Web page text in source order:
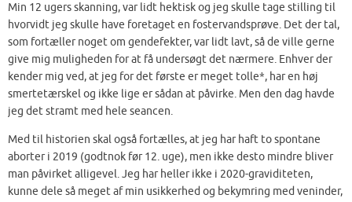
Min 12 ugers skanning, var lidt hektisk og jeg skulle tage stilling til
hvorvidt jeg skulle have foretaget en fostervandsprøve. Det der tal,
som fortæller noget om gendefekter, var lidt lavt, så de ville gerne
give mig muligheden for at få undersøgt det nærmere. Enhver der
kender mig ved, at jeg for det første er meget tolle*, har en høj
smertetærskel og ikke lige er sådan at påvirke. Men den dag havde
jeg det stramt med hele seancen.
Med til historien skal også fortælles, at jeg har haft to spontane
aborter i 2019 (godtnok før 12. uge), men ikke desto mindre bliver
man påvirket alligevel. Jeg har heller ikke i 2020-graviditeten,
kunne dele så meget af min usikkerhed og bekymring med veninder,